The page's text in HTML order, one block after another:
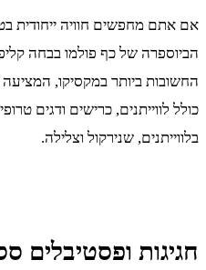
אם אתם מחפשים חוויה ייחודית
הביוספרה של כף פולמו בבחה
החשובות ביותר במקסיקו, המציעה
כולל לווייתנים, כרישים ודגים
בלווייתנים, שנירקול וצלילה.
חגיגות ופסטיבלים